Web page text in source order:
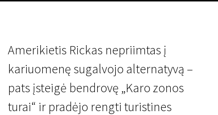
Amerikietis Rickas nepriimtas į
kariuomenę sugalvojo alternatyvą –
pats įsteigė bendrovę „Karo zonos
turai“ ir pradėjo rengti turistines